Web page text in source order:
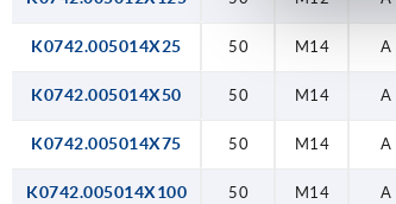
K0742.005014X25 50 M14 A
K0742.005014X50 50 M14 A
K0742.005014X75 50 M14 A
K0742.005014X100 50 M14 A